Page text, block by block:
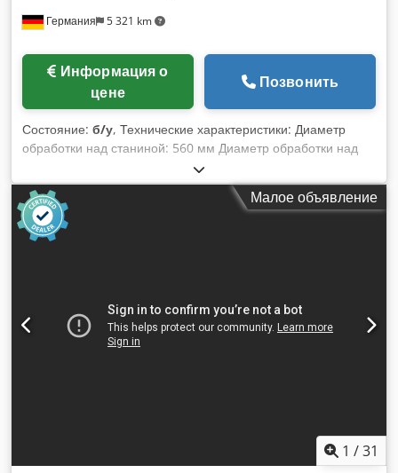
Германия 5 321 km
цене
Позвонить
Состояние: б/у, Технические характеристики: Диаметр
обработки над станиной: 560 мм Диаметр обработки над
суппортом: 280 мм Длина обработки: 2000 мм Высота
центров: 280 мм Расстояние между центрами: 1600 мм
Отверстие шпинделя: 65 мм Диапазон скоростей: 9...1800 /
24 ступени об/мин Codswa I Shjpfx Ahuoha Продольная
подача: 0,025-0,09 мм/об Поперечная подача: 0,012-0,045
2,05 м Трехкулачковый патрон D=320 мм Верхний суппорт
поворотный ±45 градусов
Малое объявление
1 /31